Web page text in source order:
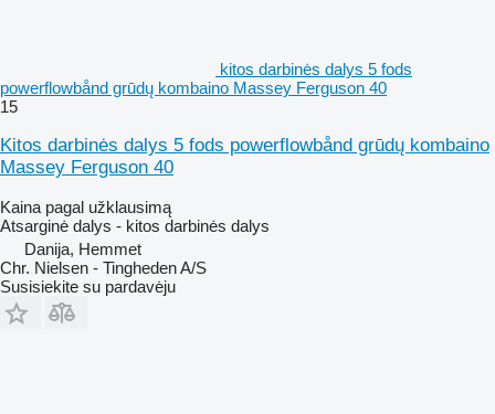
kitos darbinės dalys 5 fods
powerflowbånd grūdų kombaino Massey Ferguson 40
15
Kitos darbinės dalys 5 fods powerflowbånd grūdų kombaino
Massey Ferguson 40
Kaina pagal užklausimą
Atsarginė dalys - kitos darbinės dalys
Danija, Hemmet
Chr. Nielsen - Tingheden A/S
Susisiekite su pardavėju